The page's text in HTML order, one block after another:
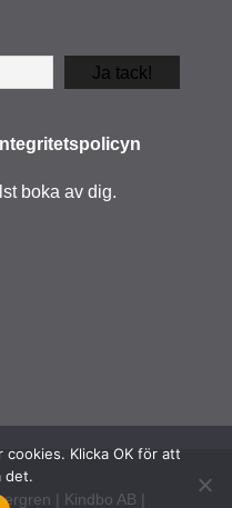
Ja tack!
boka av dig.
| Kindbo AB |
Klicka OK för att
det.